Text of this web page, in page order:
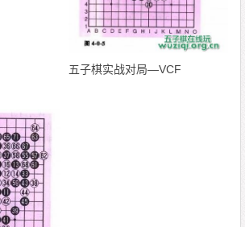
五子棋实战对局—VCF